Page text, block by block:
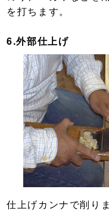
を打ちます。
6.外部仕上げ
仕上げカンナで削りま